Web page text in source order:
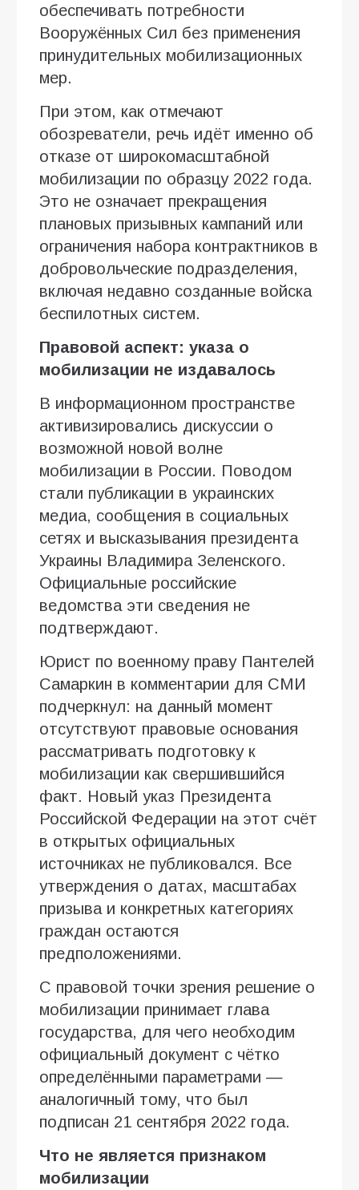
обеспечивать потребности
Вооружённых Сил без применения
принудительных мобилизационных
мер.
При этом, как отмечают
обозреватели, речь идёт именно об
отказе от широкомасштабной
мобилизации по образцу 2022 года.
Это не означает прекращения
плановых призывных кампаний или
ограничения набора контрактников в
добровольческие подразделения,
включая недавно созданные войска
беспилотных систем.
Правовой аспект: указа о
мобилизации не издавалось
В информационном пространстве
активизировались дискуссии о
возможной новой волне
мобилизации в России. Поводом
стали публикации в украинских
медиа, сообщения в социальных
сетях и высказывания президента
Украины Владимира Зеленского.
Официальные российские
ведомства эти сведения не
подтверждают.
Юрист по военному праву Пантелей
Самаркин в комментарии для СМИ
подчеркнул: на данный момент
отсутствуют правовые основания
рассматривать подготовку к
мобилизации как свершившийся
факт. Новый указ Президента
Российской Федерации на этот счёт
в открытых официальных
источниках не публиковался. Все
утверждения о датах, масштабах
призыва и конкретных категориях
граждан остаются
предположениями.
С правовой точки зрения решение о
мобилизации принимает глава
государства, для чего необходим
официальный документ с чётко
определёнными параметрами —
аналогичный тому, что был
подписан 21 сентября 2022 года.
Что не является признаком
мобилизации